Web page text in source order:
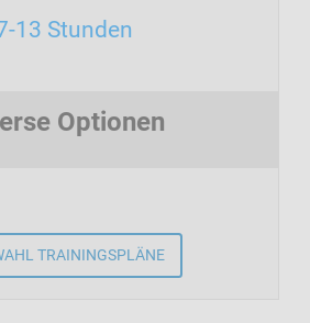
13 Stunden
Optionen
TRAININGSPLÄNE